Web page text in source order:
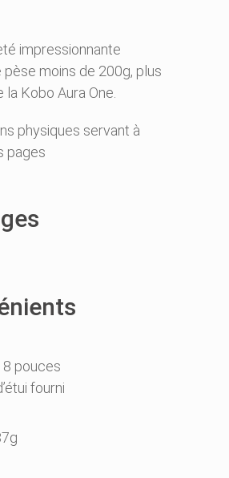
impressionnante
pèse moins de 200g, plus
la Kobo Aura One.
physiques servant à
pages
de 8 pouces
fourni
187g